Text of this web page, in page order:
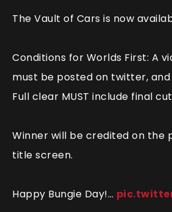
The Vault of Cars is now
Conditions for Worlds First: A
must be posted on twitter,
Full clear MUST include final
Winner will be credited on the
title screen.
Happy Bungie Day!…